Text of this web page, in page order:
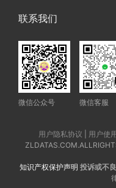
联系我们
微信公众号 微信客服
用户隐私协议 用户使
知识产权保护声明 投诉或不